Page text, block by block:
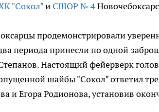
"Сокол"и СШОР № 4
продемонстрировали
периода принесли по одной
Настоящий фейерверк
шайбы "Сокол" ответил
и Егора Родионова, установив